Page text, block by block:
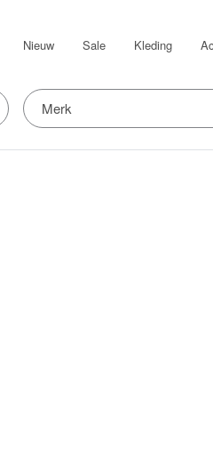
Nieuw Sale Kleding
Merk